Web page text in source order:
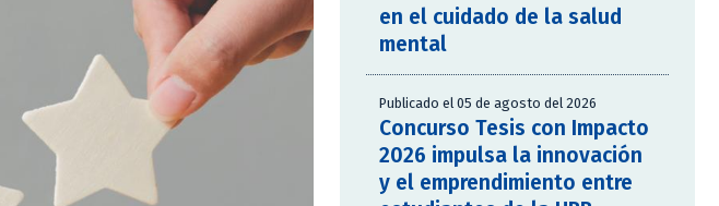
en el cuidado de la salud
mental
Publicado el 05 de agosto del 2026
Concurso Tesis con Impacto
2026 impulsa la innovación
y el emprendimiento entre